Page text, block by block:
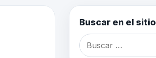
Buscar en el sitio